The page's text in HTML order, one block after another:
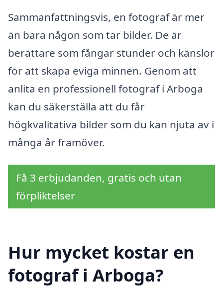
Sammanfattningsvis, en fotograf är mer
än bara någon som tar bilder. De är
berättare som fångar stunder och känslor
för att skapa eviga minnen. Genom att
anlita en professionell fotograf i Arboga
kan du säkerställa att du får
högkvalitativa bilder som du kan njuta av i
många år framöver.
Få 3 erbjudanden, gratis och utan
förpliktelser
Hur mycket kostar en
fotograf i Arboga?